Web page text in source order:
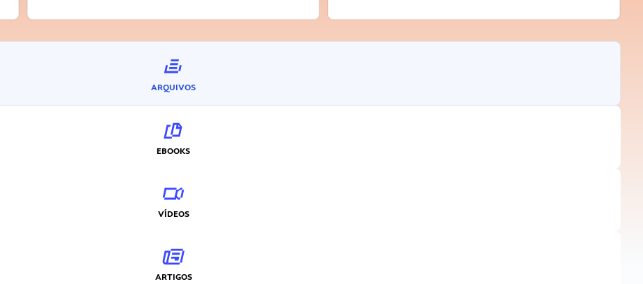
ARQUIVOS
EBOOKS
VÍDEOS
ARTIGOS